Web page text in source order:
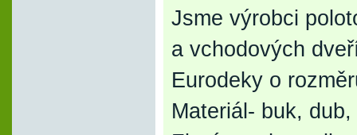
Jsme výrobci
a vchodových
Eurodeky o
Materiál- buk,